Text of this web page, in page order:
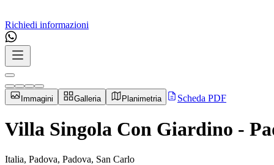
Richiedi informazioni
Immagini Galleria Planimetria Scheda PDF
Villa Singola Con Giardino -
Italia, Padova, Padova, San Carlo